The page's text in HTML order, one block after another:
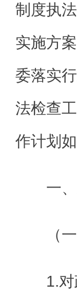
制度执
实施方
委落实
法检查
作计划如
一
（
1.